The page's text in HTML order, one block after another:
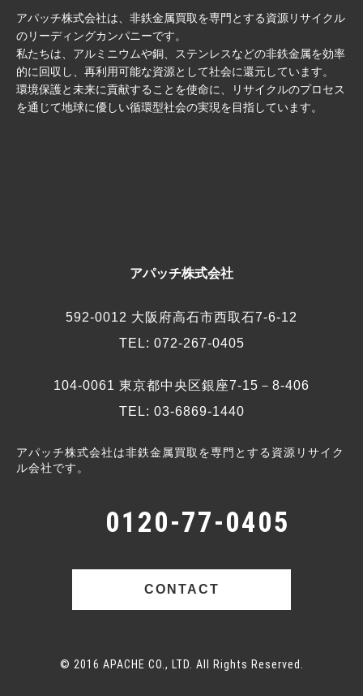
アパッチ株式会社は、非鉄金属買取を専門とする資源リサイクル
のリーディングカンパニーです。
私たちは、アルミニウムや銅、ステンレスなどの非鉄金属を効率
的に回収し、再利用可能な資源として社会に還元しています。
環境保護と未来に貢献することを使命に、リサイクルのプロセス
を通じて地球に優しい循環型社会の実現を目指しています。
アパッチ株式会社
592-0012 大阪府高石市西取石7-6-12
TEL: 072-267-0405
104-0061 東京都中央区銀座7-15－8-406
TEL: 03-6869-1440
アパッチ株式会社は非鉄金属買取を専門とする資源リサイク
ル会社です。
0120-77-0405
CONTACT
© 2016 APACHE CO., LTD. All Rights Reserved.